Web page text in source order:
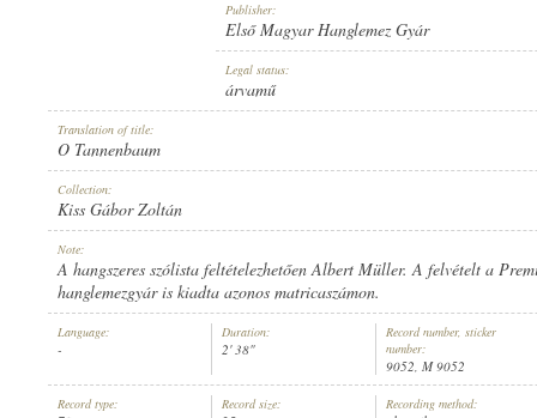
ARTIST: ELSŐ MAGYAR HANGLEMEZGYÁR ZENEKARA ,ISMERETLEN ZENÉSZ
ELSŐ MAGYAR HANGLEMEZ GYÁR
9052
Publisher:
Első Magyar Hanglemez Gyár
Legal status:
árvamű
Translation of title:
O Tannenbaum
Collection:
Kiss Gábor Zoltán
Note:
A hangszeres szólista feltételezhetően Albert Müller. A felvételt a
hanglemezgyár is kiadta azonos matricaszámon.
Language:
-
Duration:
2' 38"
Record number, sticker
number:
9052, M 9052
Record type: Record size: Recording method: